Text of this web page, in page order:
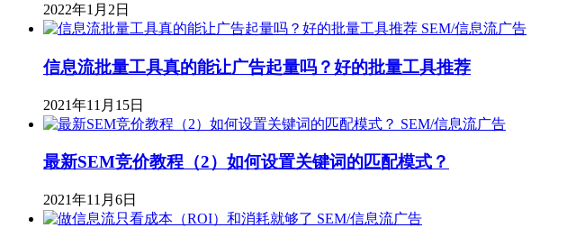
2022年1月2日
SEM/信息流广告
信息流批量工具真的能让广告起量吗？好的批量工具推荐
2021年11月15日
SEM/信息流广告
最新SEM竞价教程（2）如何设置关键词的匹配模式？
2021年11月6日
SEM/信息流广告